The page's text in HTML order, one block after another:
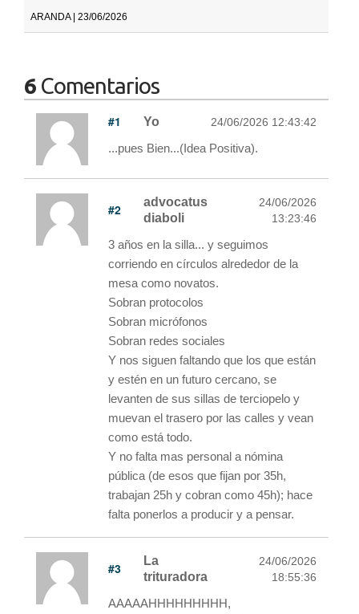
ARANDA | 23/06/2026
6 Comentarios
#1 Yo 24/06/2026 12:43:42
...pues Bien...(Idea Positiva).
#2
advocatus
diaboli
24/06/2026
13:23:46
3 años en la silla... y seguimos
corriendo en círculos alrededor de la
mesa como novatos.
Sobran protocolos
Sobran micrófonos
Sobran redes sociales
Y nos siguen faltando que los que están
y estén en un futuro cercano, se
levanten de sus sillas de terciopelo y
muevan el trasero por las calles y vean
como está todo.
Y no falta mas personal a nómina
pública (de esos que fijan por 35h,
trabajan 25h y cobran como 45h); hace
falta ponerlos a producir y a pensar.
#3
La
trituradora
24/06/2026
18:55:36
AAAAAHHHHHHHHH,